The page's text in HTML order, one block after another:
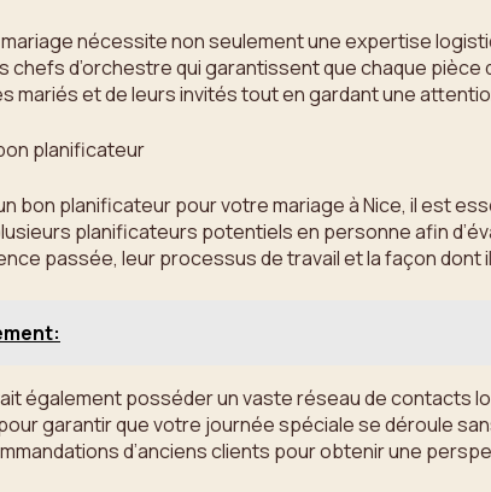
nécessite non seulement une expertise
chefs d’orchestre qui garantissent que chaque
mariés et de leurs invités tout en gardant une
planificateur
un bon planificateur pour votre mariage à Nice, il est
planificateurs potentiels en personne afin
passée, leur processus de travail et la façon
également posséder un vaste réseau de
garantir que votre journée spéciale se déroule
d’anciens clients pour obtenir une